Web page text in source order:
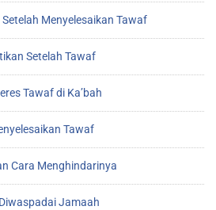
Menyelesaikan Tawaf
Setelah Tawaf
Tawaf di Ka’bah
Tawaf
Cara Menghindarinya
Jamaah